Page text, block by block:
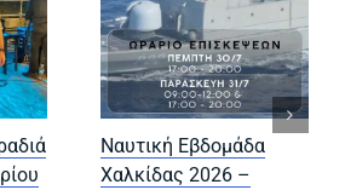
Ναυτική Εβδομάδα
Χαλκίδας 2026 –